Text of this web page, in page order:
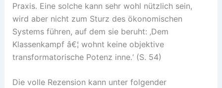
Praxis. Eine solche kann sehr wohl nützlich sein,
wird aber nicht zum Sturz des ökonomischen
Systems führen, auf dem sie beruht: ‚Dem
Klassenkampf â€¦ wohnt keine objektive
transformatorische Potenz inne.‘ (S. 54)
Die volle Rezension kann unter folgender